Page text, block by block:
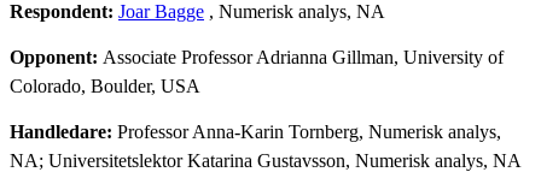
Respondent: Joar Bagge , Numerisk analys, NA
Opponent: Associate Professor Adrianna Gillman, University of
Colorado, Boulder, USA
Handledare: Professor Anna-Karin Tornberg, Numerisk analys,
NA; Universitetslektor Katarina Gustavsson, Numerisk analys, NA